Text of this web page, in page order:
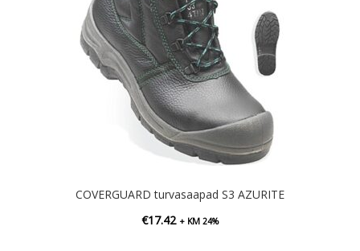
COVERGUARD turvasaapad S3 AZURITE
€17.42 + KM 24%